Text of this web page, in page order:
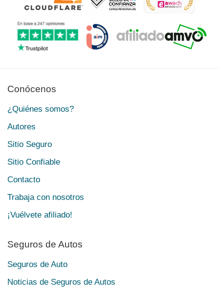
Conócenos
¿Quiénes somos?
Autores
Sitio Seguro
Sitio Confiable
Contacto
Trabaja con nosotros
¡Vuélvete afiliado!
Seguros de Autos
Seguros de Auto
Noticias de Seguros de Autos